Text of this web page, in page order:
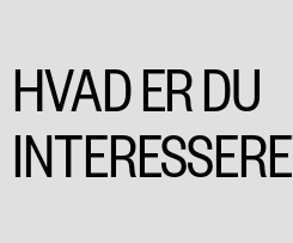
HVAD ER DU